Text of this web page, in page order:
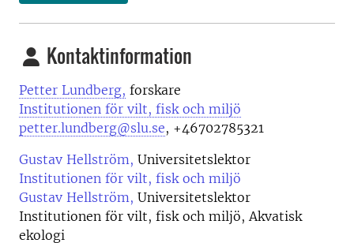
Kontaktinformation
Petter Lundberg, forskare
Institutionen för vilt, fisk och miljö
petter.lundberg@slu.se, +46702785321
Gustav Hellström, Universitetslektor
Institutionen för vilt, fisk och miljö
Gustav Hellström, Universitetslektor
Institutionen för vilt, fisk och miljö, Akvatisk
ekologi